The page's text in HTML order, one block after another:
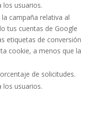
los usuarios.
campaña relativa al
tus cuentas de Google
etiquetas de conversión
cookie, a menos que la
de solicitudes.
los usuarios.